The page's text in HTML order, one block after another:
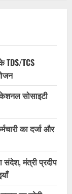
TDS/TCS
सोसाइटी
का दर्जा और
संदेश, मंत्री प्रदीप